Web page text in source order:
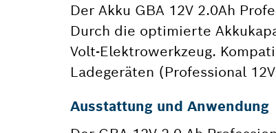
Der Akku GBA 12V 2.0Ah
Durch die optimierte
Volt-Elektrowerkzeug.
Ladegeräten (Professional
Ausstattung und Anwendung